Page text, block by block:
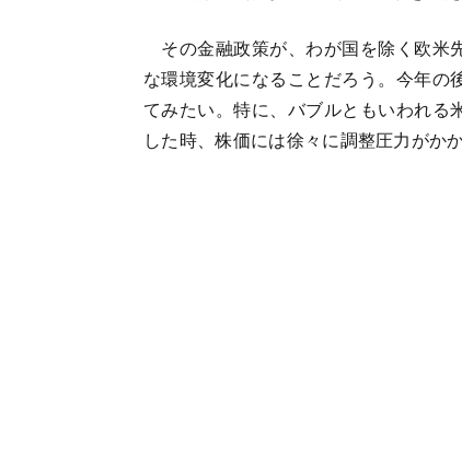
その金融政策が、わが国を除く欧米
な環境変化になることだろう。今年の
てみたい。特に、バブルともいわれる
した時、株価には徐々に調整圧力がか